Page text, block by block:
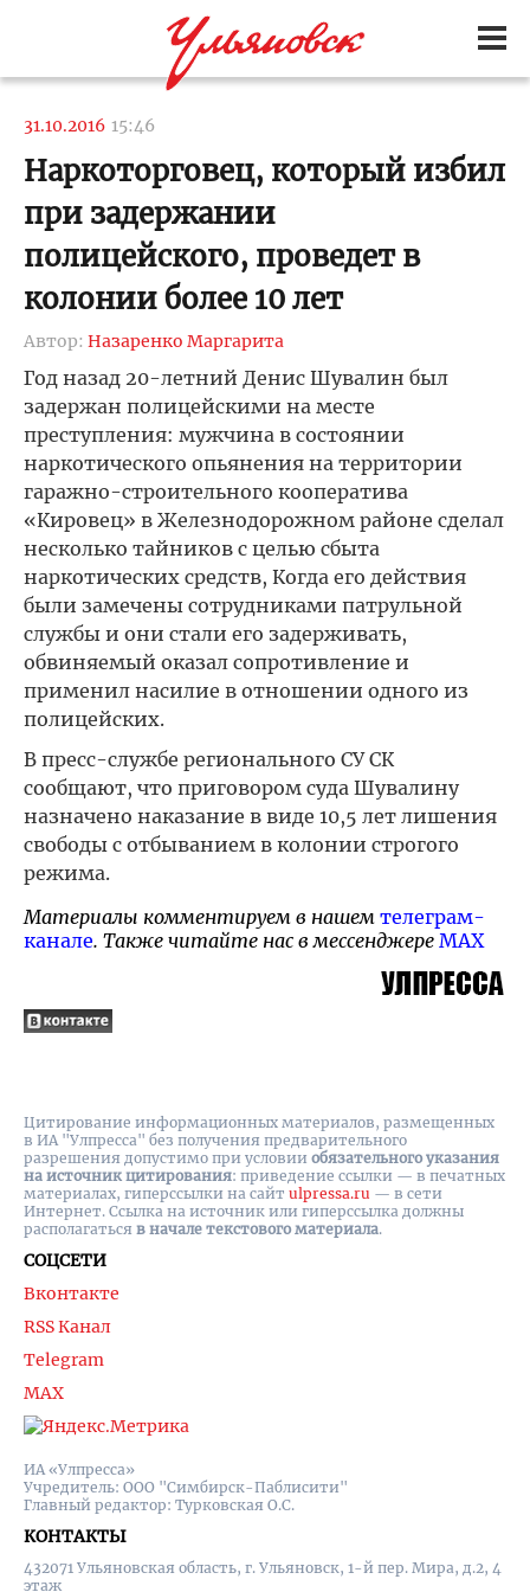
31.10.2016 15:46
Наркоторговец, который избил
при задержании
полицейского, проведет в
колонии более 10 лет
Автор: Назаренко Маргарита
Год назад 20-летний Денис Шувалин был
задержан полицейскими на месте
преступления: мужчина в состоянии
наркотического опьянения на территории
гаражно-строительного кооператива
«Кировец» в Железнодорожном районе сделал
несколько тайников с целью сбыта
наркотических средств, Когда его действия
были замечены сотрудниками патрульной
службы и они стали его задерживать,
обвиняемый оказал сопротивление и
применил насилие в отношении одного из
полицейских.
В пресс-службе регионального СУ СК
сообщают, что приговором суда Шувалину
назначено наказание в виде 10,5 лет лишения
свободы с отбыванием в колонии строгого
режима.
Материалы комментируем в нашем телеграм-
канале. Также читайте нас в мессенджере MAX
ИА «Улпресса»
Учредитель: ООО "Симбирск-Паблисити"
Главный редактор: Турковская О.С.
КОНТАКТЫ
432071 Ульяновская область, г. Ульяновск, 1-й пер. Мира, д.2, 4
этаж
СОЦСЕТИ
Вконтакте
RSS Канал
Telegram
MAX
Цитирование информационных материалов, размещенных
в ИА "Улпресса" без получения предварительного
разрешения допустимо при условии обязательного указания
на источник цитирования: приведение ссылки — в печатных
материалах, гиперссылки на cайт ulpressa.ru — в сети
Интернет. Ссылка на источник или гиперссылка должны
располагаться в начале текстового материала.